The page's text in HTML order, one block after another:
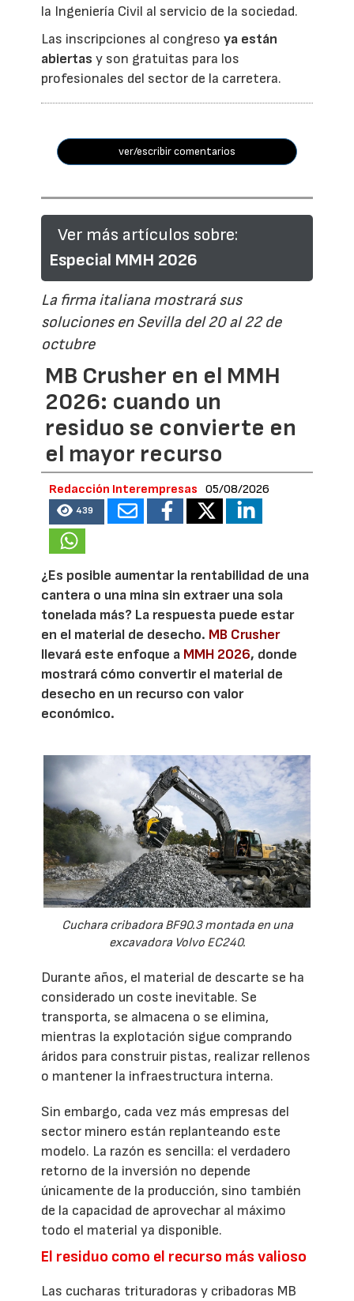
la Ingeniería Civil al servicio de la sociedad.
Las inscripciones al congresoya están
abiertas y son gratuitas para los
profesionales del sector de la carretera.
ver/escribir comentarios
Ver más artículos sobre:
Especial MMH 2026
La firma italiana mostrará sus
soluciones en Sevilla del 20 al 22 de
octubre
MB Crusher en el MMH
2026: cuando un
residuo se convierte en
el mayor recurso
Redacción Interempresas 05/08/2026
439
¿Es posible aumentar la rentabilidad de una
cantera o una mina sin extraer una sola
tonelada más? La respuesta puede estar
en el material de desecho. MB Crusher
llevará este enfoque a MMH 2026, donde
mostrará cómo convertir el material de
desecho en un recurso con valor
económico.
Cuchara cribadora BF90.3 montada en una
excavadora Volvo EC240.
Durante años, el material de descarte se ha
considerado un coste inevitable. Se
transporta, se almacena o se elimina,
mientras la explotación sigue comprando
áridos para construir pistas, realizar rellenos
o mantener la infraestructura interna.
Sin embargo, cada vez más empresas del
sector minero están replanteando este
modelo. La razón es sencilla: el verdadero
retorno de la inversión no depende
únicamente de la producción, sino también
de la capacidad de aprovechar al máximo
todo el material ya disponible.
El residuo como el recurso más valioso
Las cucharas trituradoras y cribadoras MB